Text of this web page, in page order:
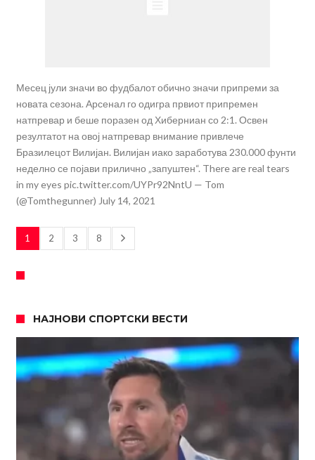
Месец јули значи во фудбалот обично значи припреми за
новата сезона. Арсенал го одигра првиот припремен
натпревар и беше поразен од Хиберниан со 2:1. Освен
резултатот на овој натпревар внимание привлече
Бразилецот Вилијан. Вилијан иако заработува 230.000 фунти
неделно се појави прилично „запуштен“. There are real tears
in my eyes pic.twitter.com/UYPr92NntU — Tom
(@Tomthegunner) July 14, 2021
1 2 3 8
НАЈНОВИ СПОРТСКИ ВЕСТИ